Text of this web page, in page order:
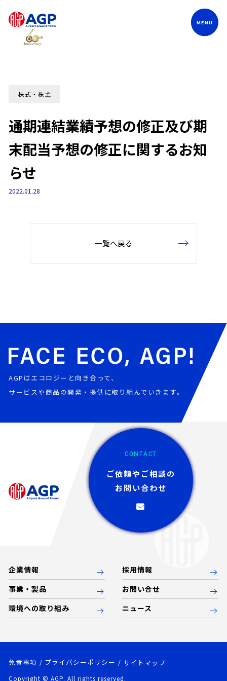
株式・株主
通期連結業績予想の修正及び期
末配当予想の修正に関するお知
らせ
2022.01.28
一覧へ戻る
AGPはエコロジーと向き合って、
サービスや商品の開発・提供に取り組んでいきます。
CONTACT
ご依頼やご相談の
お問い合わせ
企業情報
事業・製品
環境への取り組み
ニュース
採用情報
お問い合せ
免責事項 プライバシーポリシー サイトマップ
Copyright © AGP. All rights reserved.